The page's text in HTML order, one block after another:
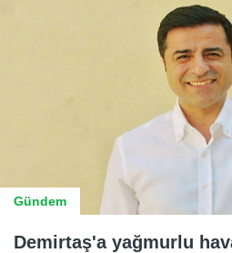
Gündem
Demirtaş'a yağmurlu